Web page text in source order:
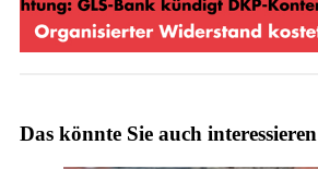
Das könnte Sie auch interessieren